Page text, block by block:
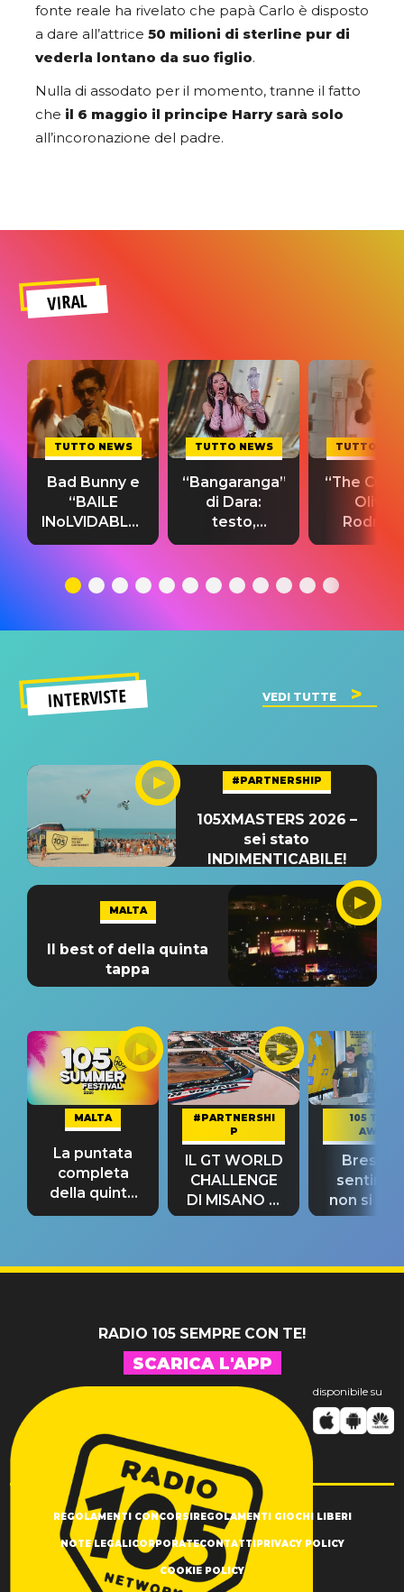
fonte reale ha rivelato che papà Carlo è disposto
a dare all’attrice 50 milioni di sterline pur di
vederla lontano da suo figlio.
Nulla di assodato per il momento, tranne il fatto
che il 6 maggio il principe Harry sarà solo
all’incoronazione del padre.
VIRAL
TUTTO NEWS
Bad Bunny e
“BAILE
INoLVIDABLE”:
testo,
significato
TUTTO NEWS
“Bangaranga”
di Dara:
testo,
traduzione e
del singolo
TUTTO
“The
Olivia
testo,
INTERVISTE VEDI TUTTE
#PARTNERSHIP
105XMASTERS 2026 –
sei stato
INDIMENTICABILE!
MALTA
Il best of della quinta
tappa
MALTA
La puntata
completa
della quinta
tappa
#PARTNERSHI
P
IL GT WORLD
CHALLENGE
DI MISANO si
riconferma
105 TAKE
AWAY
Bresh:
non si
fino alla
RADIO 105 SEMPRE CON TE!
SCARICA L'APP
disponibile su
REGOLAMENTI CONCORSI REGOLAMENTI GIOCHI LIBERI
NOTE LEGALI CORPORATECONTATTI PRIVACY POLICY
COOKIE POLICY